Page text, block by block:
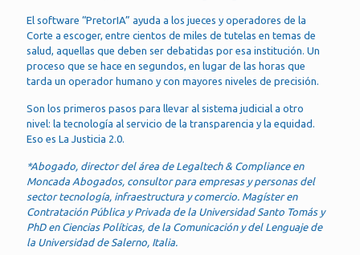
El software “PretorIA” ayuda a los jueces y operadores de la
Corte a escoger, entre cientos de miles de tutelas en temas de
salud, aquellas que deben ser debatidas por esa institución. Un
proceso que se hace en segundos, en lugar de las horas que
tarda un operador humano y con mayores niveles de precisión.
Son los primeros pasos para llevar al sistema judicial a otro
nivel: la tecnología al servicio de la transparencia y la equidad.
Eso es La Justicia 2.0.
*Abogado, director del área de Legaltech & Compliance en
Moncada Abogados, consultor para empresas y personas del
sector tecnología, infraestructura y comercio. Magíster en
Contratación Pública y Privada de la Universidad Santo Tomás y
PhD en Ciencias Políticas, de la Comunicación y del Lenguaje de
la Universidad de Salerno, Italia.